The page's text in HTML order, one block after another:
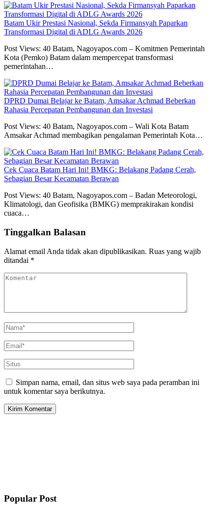
Batam Ukir Prestasi Nasional, Sekda Firmansyah Paparkan
Transformasi Digital di ADLG Awards 2026
Post Views: 40 Batam, Nagoyapos.com – Komitmen Pemerintah
Kota (Pemko) Batam dalam mempercepat transformasi
pemerintahan…
DPRD Dumai Belajar ke Batam, Amsakar Achmad Beberkan
Rahasia Percepatan Pembangunan dan Investasi
Post Views: 40 Batam, Nagoyapos.com – Wali Kota Batam
Amsakar Achmad membagikan pengalaman Pemerintah Kota…
Cek Cuaca Batam Hari Ini! BMKG: Belakang Padang Cerah,
Sebagian Besar Kecamatan Berawan
Post Views: 40 Batam, Nagoyapos.com – Badan Meteorologi,
Klimatologi, dan Geofisika (BMKG) memprakirakan kondisi
cuaca…
Tinggalkan Balasan
Alamat email Anda tidak akan dipublikasikan. Ruas yang wajib
ditandai *
Simpan nama, email, dan situs web saya pada peramban ini
untuk komentar saya berikutnya.
Popular Post